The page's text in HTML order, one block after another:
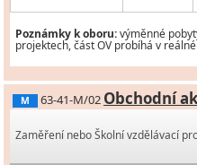
Poznámky k oboru:výměnné
projektech, část OV probíhá v
M 63-41-M/02 Obchodní
Zaměření nebo Školní vzdělávací